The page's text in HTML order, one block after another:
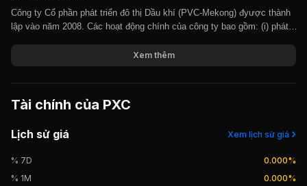
Giá trị giao dịch nhà đầu tư nước ngoài 10 phiên gần nhất
Công ty Cổ phần phát triển đô thị Dầu khí (PVC-Mekong) đyược thành
lập vào năm 2008. Các hoạt động chính của công ty bao gồm: (i) phát
xây dựng và thiết bị máy móc; (iii) tư vấn lập hồ sơ thiết kế các dự án
xây dựng. Một số dự án tiêu biểu của công ty như: nhà máy nhiệt điện
Long Phú – Sông Hậu, đường ống dẫn khi ô B, Ô Môn, Nhà máy xử lý
Xem thêm
Tài chính của PXC
Lịch sử giá Xem lịch sử giá
% 7D
0.000%
% 1M
0.000%